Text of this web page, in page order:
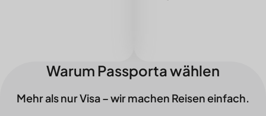
Warum Passporta wählen
Mehr als nur Visa – wir machen Reisen einfach.